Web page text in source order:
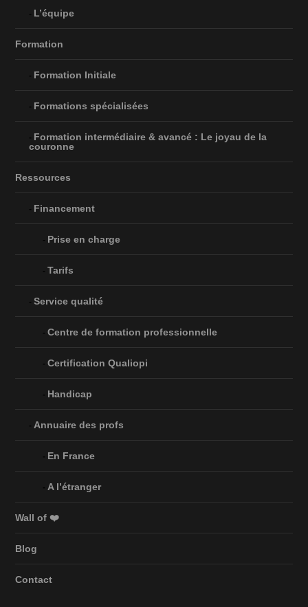
L’équipe
Formation
Formation Initiale
Formations spécialisées
Formation intermédiaire & avancé : Le joyau de la
couronne
Ressources
Financement
Prise en charge
Tarifs
Service qualité
Centre de formation professionnelle
Certification Qualiopi
Handicap
Annuaire des profs
En France
A l’étranger
Wall of ❤️
Blog
Contact